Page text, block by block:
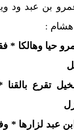
بن عبد ود
هشام :
حيا وهالكا *
تقرع بالقنا
عبد لزارها *